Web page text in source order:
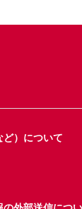
ど）について